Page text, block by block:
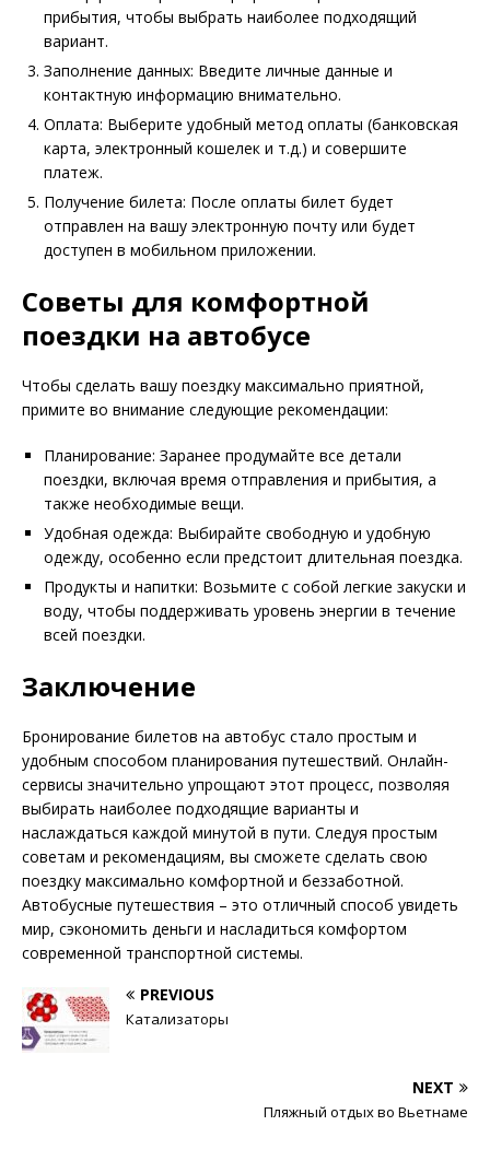
прибытия, чтобы выбрать наиболее подходящий
вариант.
Заполнение данных: Введите личные данные и
контактную информацию внимательно.
Оплата: Выберите удобный метод оплаты (банковская
карта, электронный кошелек и т.д.) и совершите
платеж.
Получение билета: После оплаты билет будет
отправлен на вашу электронную почту или будет
доступен в мобильном приложении.
Советы для комфортной
поездки на автобусе
Чтобы сделать вашу поездку максимально приятной,
примите во внимание следующие рекомендации:
Планирование: Заранее продумайте все детали
поездки, включая время отправления и прибытия, а
также необходимые вещи.
Удобная одежда: Выбирайте свободную и удобную
одежду, особенно если предстоит длительная поездка.
Продукты и напитки: Возьмите с собой легкие закуски и
воду, чтобы поддерживать уровень энергии в течение
всей поездки.
Заключение
Бронирование билетов на автобус стало простым и
удобным способом планирования путешествий. Онлайн-
сервисы значительно упрощают этот процесс, позволяя
выбирать наиболее подходящие варианты и
наслаждаться каждой минутой в пути. Следуя простым
советам и рекомендациям, вы сможете сделать свою
поездку максимально комфортной и беззаботной.
Автобусные путешествия – это отличный способ увидеть
мир, сэкономить деньги и насладиться комфортом
современной транспортной системы.
PREVIOUS
Катализаторы
NEXT
Пляжный отдых во Вьетнаме